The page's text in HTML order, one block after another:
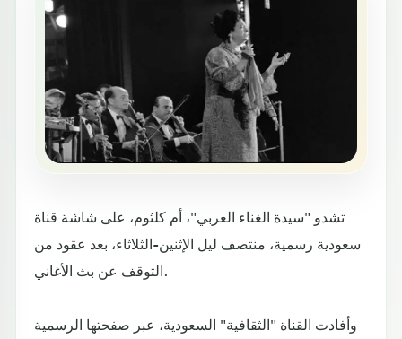
تشدو "سيدة الغناء العربي"، أم كلثوم، على شاشة قناة
سعودية رسمية، منتصف ليل الإثنين-الثلاثاء، بعد عقود من
التوقف عن بث الأغاني.
وأفادت القناة "الثقافية" السعودية، عبر صفحتها الرسمية